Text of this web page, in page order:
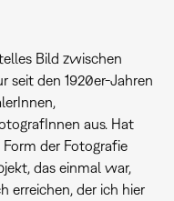
Bild zwischen
seit den 1920er-Jahren
aus. Hat
der Fotografie
das einmal war,
erreichen, der ich hier